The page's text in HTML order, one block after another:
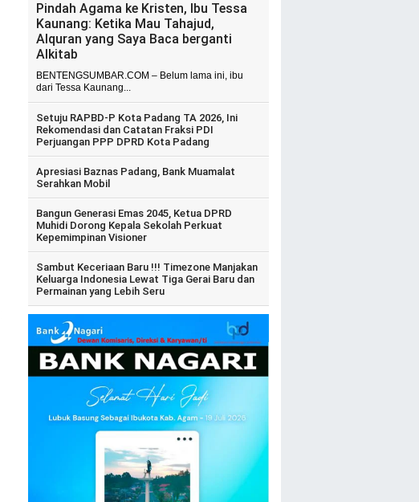
Pindah Agama ke Kristen, Ibu Tessa
Kaunang: Ketika Mau Tahajud,
Alquran yang Saya Baca berganti
Alkitab
BENTENGSUMBAR.COM – Belum lama ini, ibu
dari Tessa Kaunang...
Setuju RAPBD-P Kota Padang TA 2026, Ini
Rekomendasi dan Catatan Fraksi PDI
Perjuangan PPP DPRD Kota Padang
Apresiasi Baznas Padang, Bank Muamalat
Serahkan Mobil
Bangun Generasi Emas 2045, Ketua DPRD
Muhidi Dorong Kepala Sekolah Perkuat
Kepemimpinan Visioner
Sambut Keceriaan Baru !!! Timezone Manjakan
Keluarga Indonesia Lewat Tiga Gerai Baru dan
Permainan yang Lebih Seru